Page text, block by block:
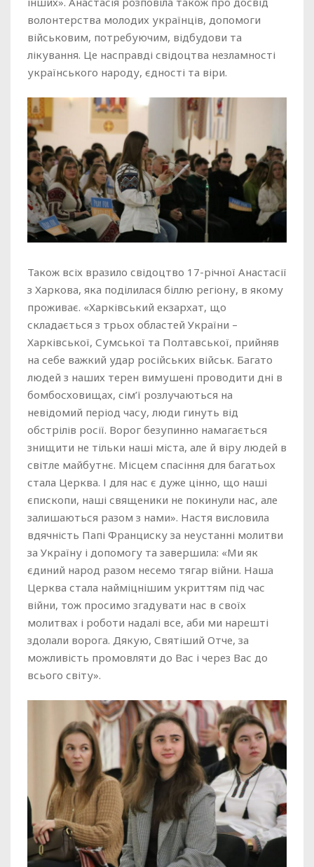
волонтерства молодих українців, допомоги
військовим, потребуючим, відбудови та
лікування. Це насправді свідоцтва незламності
українського народу, єдності та віри.
Також всіх вразило свідоцтво 17-річної Анастасії
з Харкова, яка поділилася біллю регіону, в якому
проживає. «Харківський екзархат, що
складається з трьох областей України –
Харківської, Сумської та Полтавської, прийняв
на себе важкий удар російських військ. Багато
людей з наших терен вимушені проводити дні в
бомбосховищах, сім’ї розлучаються на
невідомий період часу, люди гинуть від
обстрілів росії. Ворог безупинно намагається
знищити не тільки наші міста, але й віру людей в
світле майбутнє. Місцем спасіння для багатьох
стала Церква. І для нас є дуже цінно, що наші
єпископи, наші священики не покинули нас, але
залишаються разом з нами». Настя висловила
вдячність Папі Франциску за неустанні молитви
за Україну і допомогу та завершила: «Ми як
єдиний народ разом несемо тягар війни. Наша
Церква стала найміцнішим укриттям під час
війни, тож просимо згадувати нас в своїх
молитвах і роботи надалі все, аби ми нарешті
здолали ворога. Дякую, Святіший Отче, за
можливість промовляти до Вас і через Вас до
всього світу».